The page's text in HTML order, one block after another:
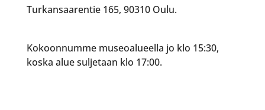
Turkansaarentie 165, 90310 Oulu.
Kokoonnumme museoalueella jo klo 15:30,
koska alue suljetaan klo 17:00.